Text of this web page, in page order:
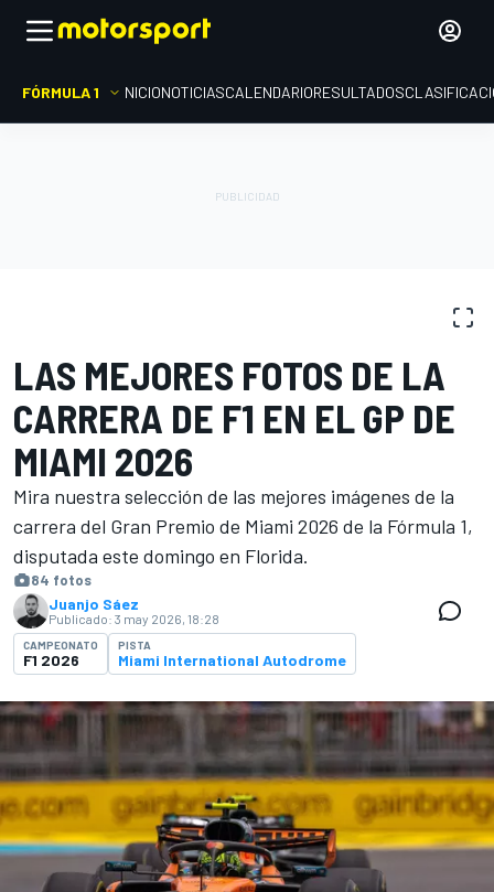
FÓRMULA 1 INICIONOTICIASCALENDARIORESULTADOS
LAS MEJORES FOTOS DE LA
CARRERA DE F1 EN EL GP DE
MIAMI 2026
Mira nuestra selección de las mejores imágenes de la
carrera del Gran Premio de Miami 2026 de la Fórmula 1,
disputada este domingo en Florida.
84 fotos
Juanjo Sáez
Publicado: 3 may 2026, 18:28
CAMPEONATO
F1 2026
PISTA
Miami International Autodrome